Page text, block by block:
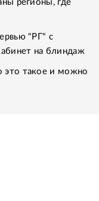
регионы, где
"РГ" с
на блиндаж
это такое и можно